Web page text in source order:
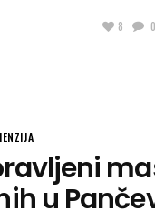
8 0
u